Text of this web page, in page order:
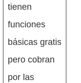
tienen
funciones
básicas gratis
pero cobran
por las